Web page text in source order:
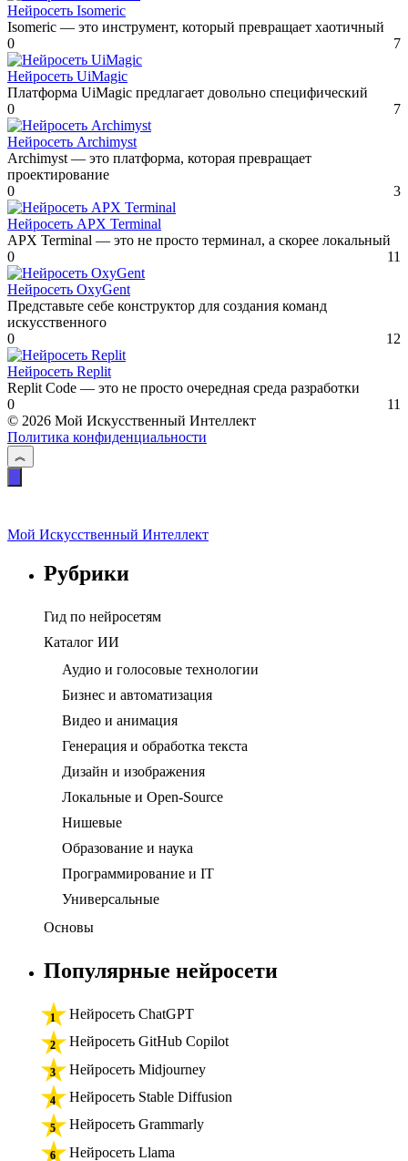
Нейросеть Isomeric
Isomeric — это инструмент, который превращает хаотичный
0
7
Нейросеть UiMagic
Платформа UiMagic предлагает довольно специфический
0
7
Нейросеть Archimyst
Archimyst — это платформа, которая превращает
проектирование
0
3
Нейросеть APX Terminal
APX Terminal — это не просто терминал, а скорее локальный
0
11
Нейросеть OxyGent
Представьте себе конструктор для создания команд
искусственного
0
12
Нейросеть Replit
Replit Code — это не просто очередная среда разработки
0
11
© 2026 Мой Искусственный Интеллект
Политика конфиденциальности
Мой Искусственный Интеллект
Рубрики
Гид по нейросетям
Каталог ИИ
Аудио и голосовые технологии
Бизнес и автоматизация
Видео и анимация
Генерация и обработка текста
Дизайн и изображения
Локальные и Open-Source
Нишевые
Образование и наука
Программирование и IT
Универсальные
Основы
Популярные нейросети
Нейросеть ChatGPT
Нейросеть GitHub Copilot
Нейросеть Midjourney
Нейросеть Stable Diffusion
Нейросеть Grammarly
Нейросеть Llama